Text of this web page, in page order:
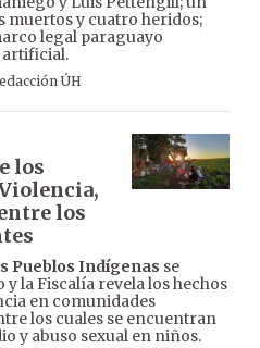
muertos y cuatro heridos;
legal paraguayo
ÚH
los
los
Pueblos Indígenas se
la Fiscalía revela los hechos
en comunidades
los cuales se encuentran
y abuso sexual en niños.